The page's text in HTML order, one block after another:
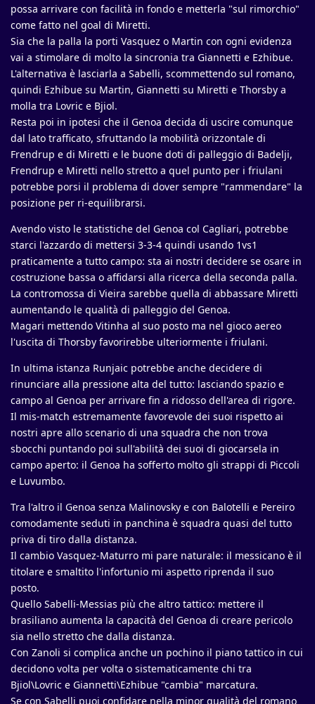
possa arrivare con facilità in fondo e metterla "sul rimorchio"
come fatto nel goal di Miretti.
Sia che la palla la porti Vasquez o Martin con ogni evidenza
vai a stimolare di molto la sincronia tra Giannetti e Ezhibue.
L'alternativa è lasciarla a Sabelli, scommettendo sul romano,
quindi Ezhibue su Martin, Giannetti su Miretti e Thorsby a
molla tra Lovric e Bjiol.
Resta poi in ipotesi che il Genoa decida di uscire comunque
dal lato trafficato, sfruttando la mobilità orizzontale di
Frendrup e di Miretti e le buone doti di palleggio di Badelji,
Frendrup e Miretti nello stretto a quel punto per i friulani
potrebbe porsi il problema di dover sempre "rammendare" la
posizione per ri-equilibrarsi.
Avendo visto le statistiche del Genoa col Cagliari, potrebbe
starci l'azzardo di mettersi 3-3-4 quindi usando 1vs1
praticamente a tutto campo: sta ai nostri decidere se osare in
costruzione bassa o affidarsi alla ricerca della seconda palla.
La contromossa di Vieira sarebbe quella di abbassare Miretti
aumentando le qualità di palleggio del Genoa.
Magari mettendo Vitinha al suo posto ma nel gioco aereo
l'uscita di Thorsby favorirebbe ulteriormente i friulani.
In ultima istanza Runjaic potrebbe anche decidere di
rinunciare alla pressione alta del tutto: lasciando spazio e
campo al Genoa per arrivare fin a ridosso dell'area di rigore.
Il mis-match estremamente favorevole dei suoi rispetto ai
nostri apre allo scenario di una squadra che non trova
sbocchi puntando poi sull'abilità dei suoi di giocarsela in
campo aperto: il Genoa ha sofferto molto gli strappi di Piccoli
e Luvumbo.
Tra l'altro il Genoa senza Malinovsky e con Balotelli e Pereiro
comodamente seduti in panchina è squadra quasi del tutto
priva di tiro dalla distanza.
Il cambio Vasquez-Maturro mi pare naturale: il messicano è il
titolare e smaltito l'infortunio mi aspetto riprenda il suo
posto.
Quello Sabelli-Messias più che altro tattico: mettere il
brasiliano aumenta la capacità del Genoa di creare pericolo
sia nello stretto che dalla distanza.
Con Zanoli si complica anche un pochino il piano tattico in cui
decidono volta per volta o sistematicamente chi tra
Bjiol\Lovric e Giannetti\Ezhibue "cambia" marcatura.
Se con Sabelli puoi confidare nella minor qualità del romano